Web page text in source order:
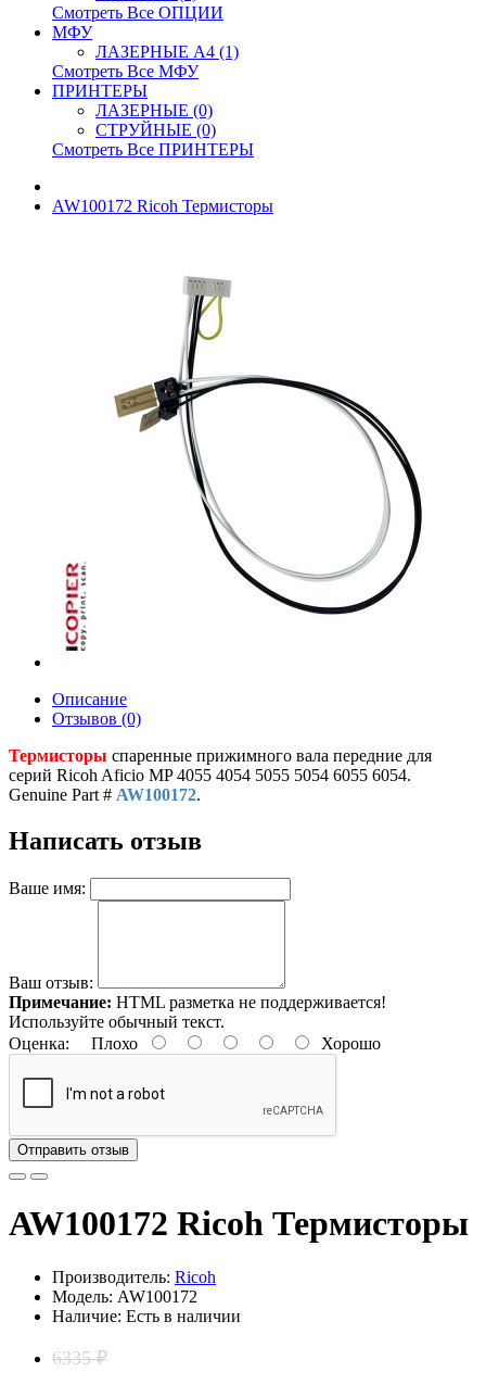
Смотреть Все ОПЦИИ
МФУ
ЛАЗЕРНЫЕ A4 (1)
Смотреть Все МФУ
ПРИНТЕРЫ
ЛАЗЕРНЫЕ (0)
СТРУЙНЫЕ (0)
Смотреть Все ПРИНТЕРЫ
AW100172 Ricoh Термисторы
Описание
Отзывов (0)
Термисторы спаренные прижимного вала передние для
серий Ricoh Aficio MP 4055 4054 5055 5054 6055 6054.
Genuine Part # AW100172.
Написать отзыв
Ваше имя:
Ваш отзыв:
Примечание: HTML разметка не поддерживается!
Используйте обычный текст.
Оценка: Плохо Хорошо
Отправить отзыв
AW100172 Ricoh Термисторы
Производитель: Ricoh
Модель: AW100172
Наличие: Есть в наличии
6335 ₽